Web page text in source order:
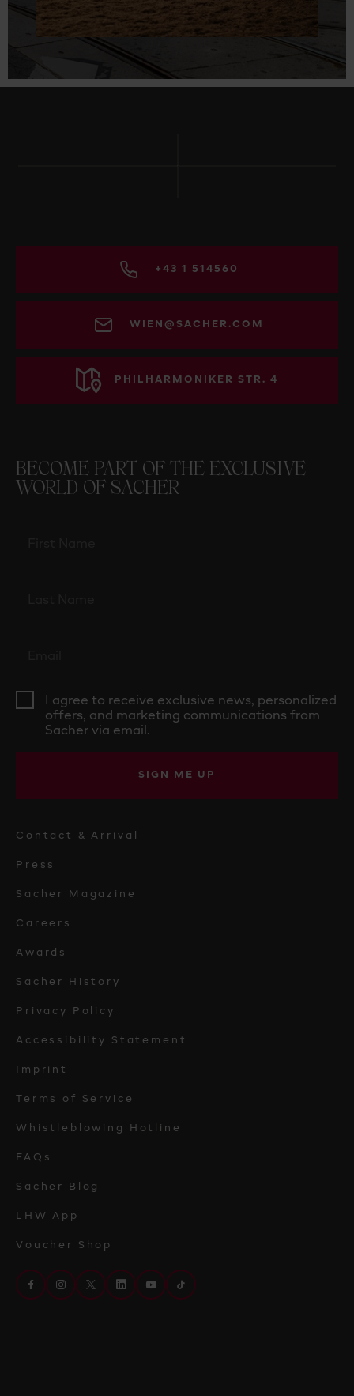
+43 1 514560
WIEN@SACHER.COM
PHILHARMONIKER STR. 4
BECOME PART OF THE EXCLUSIVE
WORLD OF SACHER
I agree to receive exclusive news, personalized
offers, and marketing communications from
Sacher via email.
SIGN ME UP
Contact & Arrival
Press
Sacher Magazine
Careers
Awards
Sacher History
Privacy Policy
Accessibility Statement
Imprint
Terms of Service
Whistleblowing Hotline
FAQs
Sacher Blog
LHW App
Voucher Shop